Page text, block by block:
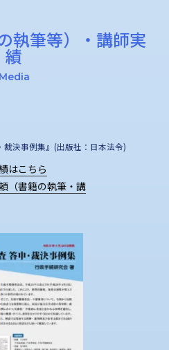
執筆等）・講師実
績
Media
決事例集』(出版社：日本法令)
はこちら
（書籍の執筆・講